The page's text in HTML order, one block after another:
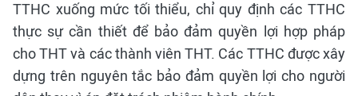
TTHC xuống mức tối thiểu, chỉ quy định các TTHC
thực sự cần thiết để bảo đảm quyền lợi hợp pháp
cho THT và các thành viên THT. Các TTHC được xây
dựng trên nguyên tắc bảo đảm quyền lợi cho người